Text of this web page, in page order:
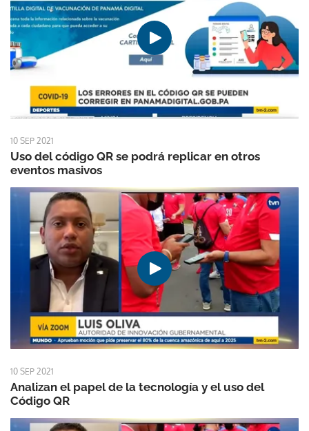
10 SEP 2021
Uso del código QR se podrá replicar en otros
eventos masivos
10 SEP 2021
Analizan el papel de la tecnología y el uso del
Código QR